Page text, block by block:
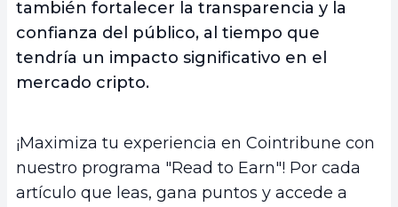
también fortalecer la transparencia y la
confianza del público, al tiempo que
tendría un impacto significativo en el
mercado cripto.
¡Maximiza tu experiencia en Cointribune con
nuestro programa "Read to Earn"! Por cada
artículo que leas, gana puntos y accede a